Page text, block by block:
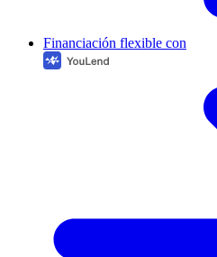
Financiación flexible con